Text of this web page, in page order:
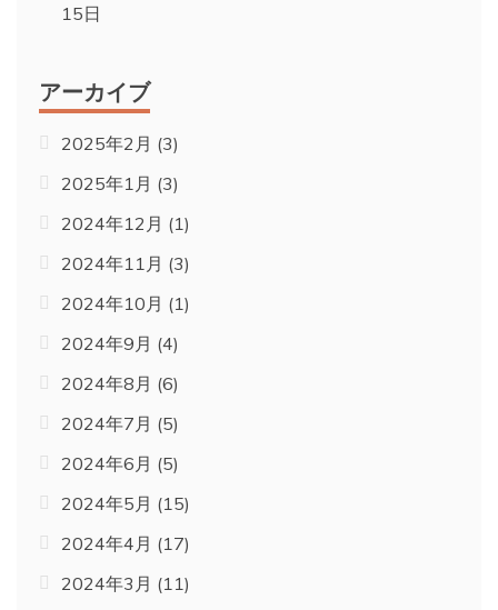
15日
アーカイブ
2025年2月 (3)
2025年1月 (3)
2024年12月 (1)
2024年11月 (3)
2024年10月 (1)
2024年9月 (4)
2024年8月 (6)
2024年7月 (5)
2024年6月 (5)
2024年5月 (15)
2024年4月 (17)
2024年3月 (11)